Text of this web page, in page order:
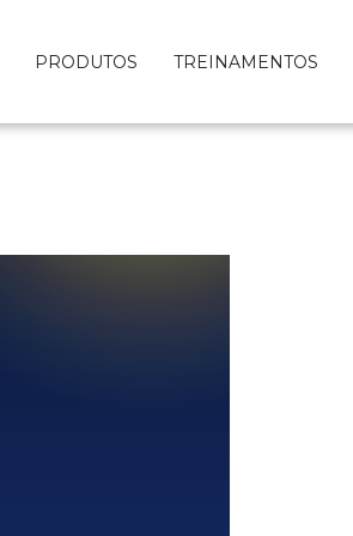
PRODUTOS TREINAMENTOS